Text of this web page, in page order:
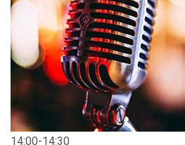
14:00-14:30